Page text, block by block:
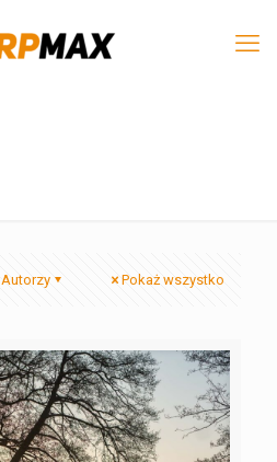
Autorzy Pokaż wszystko